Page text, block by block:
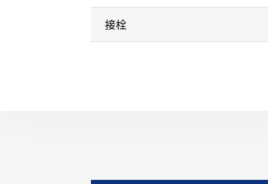
接栓